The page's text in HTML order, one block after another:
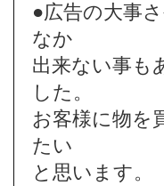
●広告の大事
なか
出来ない事も
した。
お客様に物を
たい
と思います。